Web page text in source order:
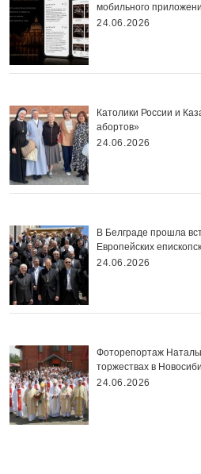
мобильного
24.06.2026
Католики России и
абортов»
24.06.2026
В Белграде прошла
Европейских
24.06.2026
Фоторепортаж
торжествах в
24.06.2026